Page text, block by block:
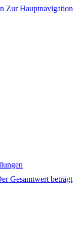
Zur Hauptnavigation
Gesamtwert beträgt